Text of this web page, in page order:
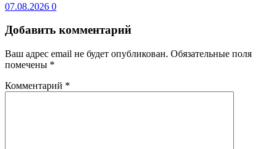
07.08.2026 0
Добавить комментарий
Ваш адрес email не будет опубликован. Обязательные поля
помечены *
Комментарий *